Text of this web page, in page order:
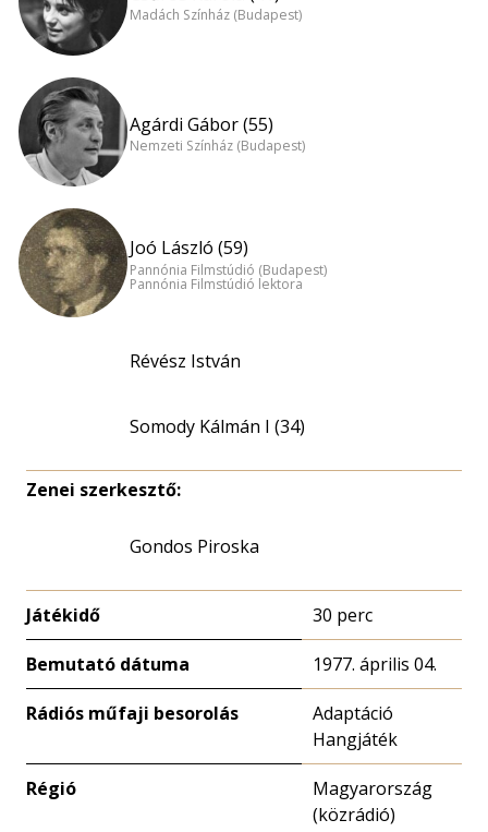
Madách Színház (Budapest)
Agárdi Gábor (55)
Nemzeti Színház (Budapest)
Joó László (59)
Pannónia Filmstúdió (Budapest)
Pannónia Filmstúdió lektora
Révész István
Somody Kálmán I (34)
Zenei szerkesztő:
Gondos Piroska
Játékidő 30 perc
Bemutató dátuma 1977. április 04.
Rádiós műfaji besorolás
Adaptáció
Hangjáték
Régió
Magyarország
(közrádió)